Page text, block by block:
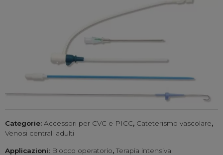
Categorie: Accessori per CVC e PICC, Cateterismo vascolare,
Venosi centrali adulti
Applicazioni: Blocco operatorio, Terapia intensiva